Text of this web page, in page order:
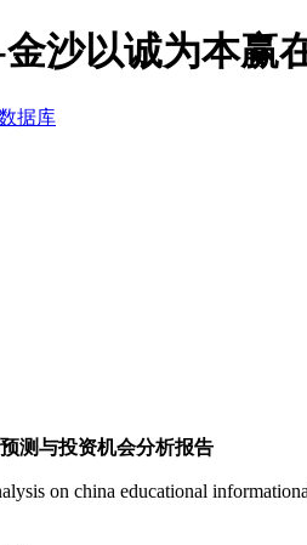
沙以诚为本赢
据库
测与投资机会分析报告
on china educational